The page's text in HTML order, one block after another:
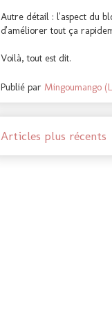
Autre détail : l'aspect du
d'améliorer tout ça
Voilà, tout est dit.
Publié par Mingoumango
Articles plus récents